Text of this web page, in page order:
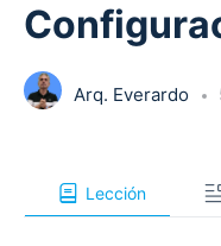
Arq. Everardo
Lección